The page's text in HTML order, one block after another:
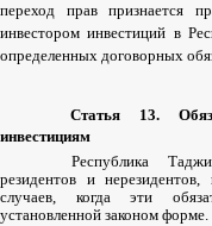
переход
прав признается
инвестором инвестиций в
определенных договорных
Статья 13.
инвестициям
Республика
резидентов и нерезидентов,
случаев, когда эти
установленной законом форме.